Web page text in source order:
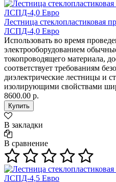
Лестница стеклопластиковая
ЛСПД-4,0 Евро
Использовать во время
электрооборудованием
токопроводящего материала,
соответствует требованиям
диэлектрические лестницы и
изолирующими свойствами
8600.00 р.
В закладки
В сравнение